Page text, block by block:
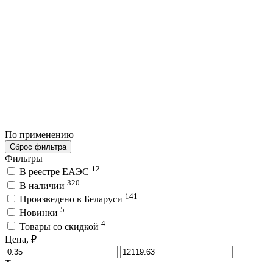
По применению
Сброс фильтра
Фильтры
В реестре ЕАЭС 12
В наличии 320
Произведено в Беларуси 141
Новинки 5
Товары со скидкой 4
Цена, ₽